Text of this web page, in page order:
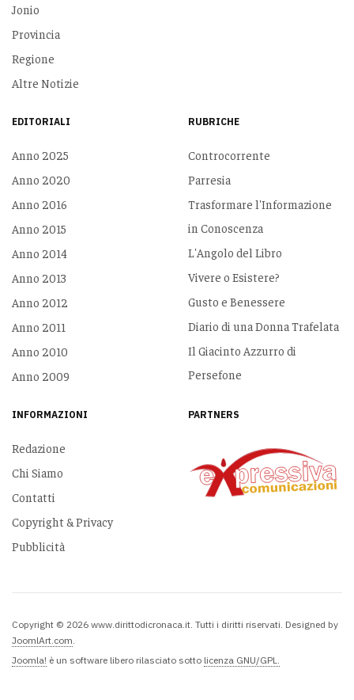
Jonio
Provincia
Regione
Altre Notizie
EDITORIALI
Anno 2025
Anno 2020
Anno 2016
Anno 2015
Anno 2014
Anno 2013
Anno 2012
Anno 2011
Anno 2010
Anno 2009
RUBRICHE
Controcorrente
Parresia
Trasformare l'Informazione
in Conoscenza
L'Angolo del Libro
Vivere o Esistere?
Gusto e Benessere
Diario di una Donna Trafelata
Il Giacinto Azzurro di
Persefone
INFORMAZIONI
Redazione
Chi Siamo
Contatti
Copyright & Privacy
Pubblicità
PARTNERS
Copyright © 2026 www.dirittodicronaca.it. Tutti i diritti riservati. Designed by
JoomlArt.com.
Joomla! è un software libero rilasciato sotto licenza GNU/GPL.